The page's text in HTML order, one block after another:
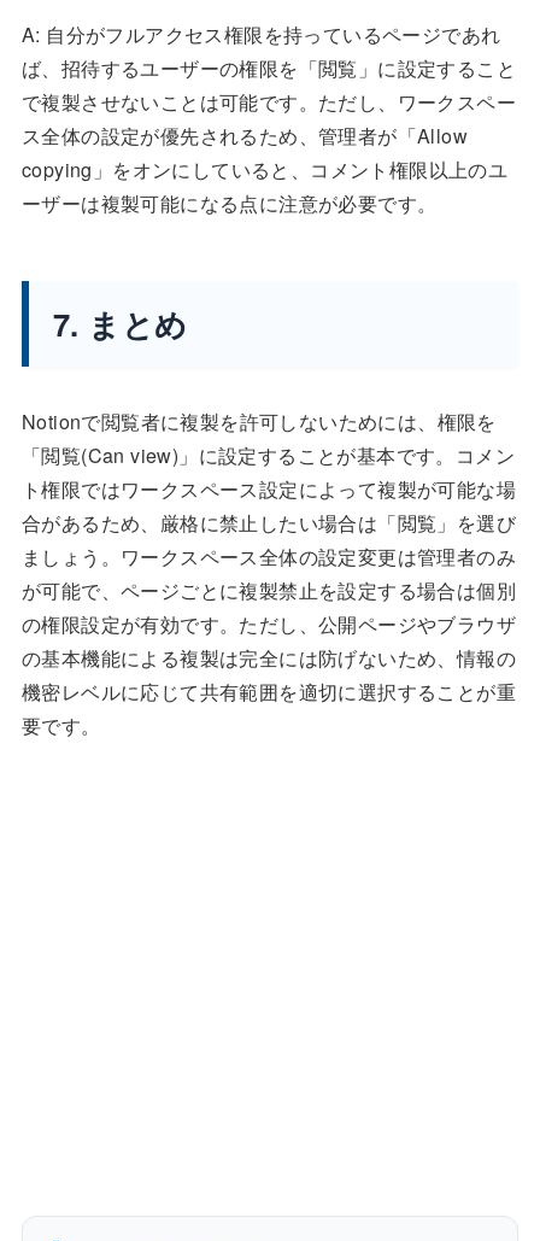
A: 自分がフルアクセス権限を持っているページであれ
ば、招待するユーザーの権限を「閲覧」に設定すること
で複製させないことは可能です。ただし、ワークスペー
ス全体の設定が優先されるため、管理者が「Allow
copying」をオンにしていると、コメント権限以上のユ
ーザーは複製可能になる点に注意が必要です。
7. まとめ
Notionで閲覧者に複製を許可しないためには、権限を
「閲覧(Can view)」に設定することが基本です。コメン
ト権限ではワークスペース設定によって複製が可能な場
合があるため、厳格に禁止したい場合は「閲覧」を選び
ましょう。ワークスペース全体の設定変更は管理者のみ
が可能で、ページごとに複製禁止を設定する場合は個別
の権限設定が有効です。ただし、公開ページやブラウザ
の基本機能による複製は完全には防げないため、情報の
機密レベルに応じて共有範囲を適切に選択することが重
要です。